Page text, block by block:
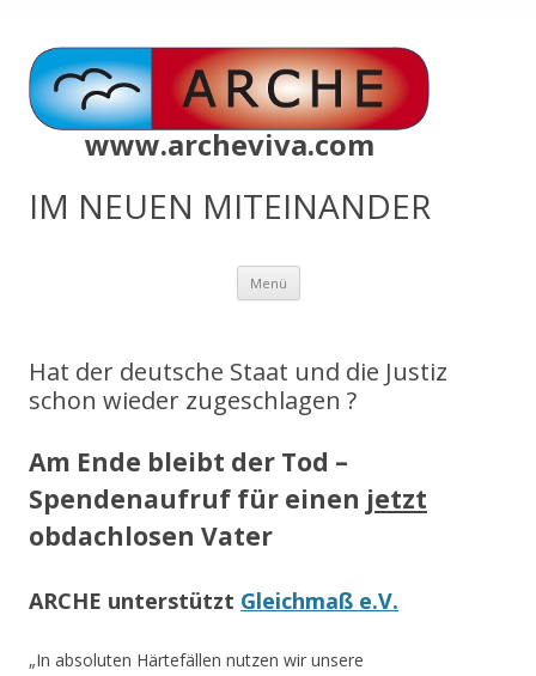
www.archeviva.com
IM NEUEN MITEINANDER
Menü Zum
springen
Hat der deutsche Staat und die Justiz
schon wieder zugeschlagen ?
Am Ende bleibt der Tod –
Spendenaufruf für einen jetzt
obdachlosen Vater
ARCHE unterstützt Gleichmaß e.V.
„In absoluten Härtefällen nutzen wir unsere